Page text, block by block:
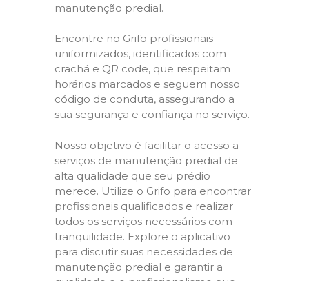
manutenção predial.
Encontre no Grifo profissionais
uniformizados, identificados com
crachá e QR code, que respeitam
horários marcados e seguem nosso
código de conduta, assegurando a
sua segurança e confiança no serviço.
Nosso objetivo é facilitar o acesso a
serviços de manutenção predial de
alta qualidade que seu prédio
merece. Utilize o Grifo para encontrar
profissionais qualificados e realizar
todos os serviços necessários com
tranquilidade. Explore o aplicativo
para discutir suas necessidades de
manutenção predial e garantir a